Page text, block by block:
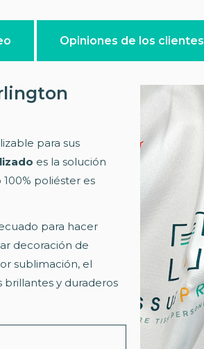
Opiniones de los clientes
para sus
es la solución
poliéster es
para hacer
decoración de
sublimación, el
brillantes y duraderos